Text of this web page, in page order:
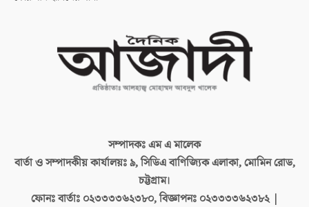
সম্পাদকঃএম এ মালেক
বার্তা ও সম্পাদকীয় কার্যালয়ঃ৯, সিডিএ বাণিজ্যিক এলাকা, মোমিন রোড,
চট্টগ্রাম।
ফোনঃ বার্তাঃ ০২৩৩৩৩৬২৩৮০, বিজ্ঞাপনঃ ০২৩৩৩৩৬২৩৮২ |